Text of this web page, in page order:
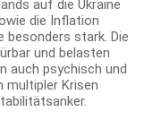
auf die Ukraine
die Inflation
besonders stark. Die
und belasten
auch psychisch und
multipler Krisen